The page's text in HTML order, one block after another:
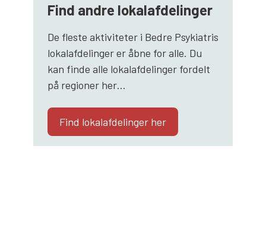
Find andre lokalafdelinger
De fleste aktiviteter i Bedre Psykiatris
lokalafdelinger er åbne for alle. Du
kan finde alle lokalafdelinger fordelt
på regioner her…
Find lokalafdelinger her